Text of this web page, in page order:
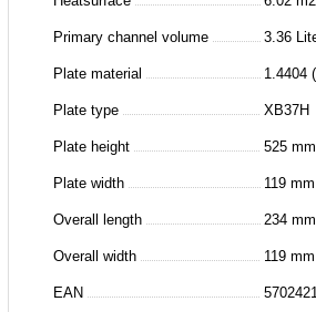
Primary channel volume 3.36
Plate material 1.4404
Plate type XB37H
Plate height 525 mm
Plate width 119 mm
Overall length 234 mm
Overall width 119 mm
EAN